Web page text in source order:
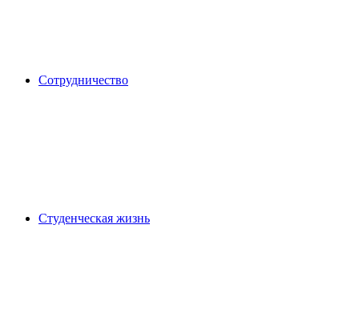
Сотрудничество
Студенческая жизнь